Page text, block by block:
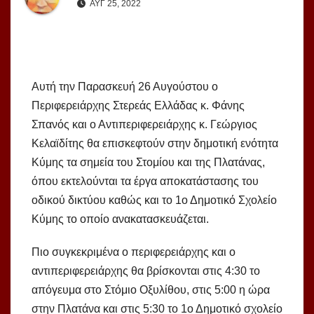
ΑΥΓ 25, 2022
Αυτή την Παρασκευή 26 Αυγούστου ο
Περιφερειάρχης Στερεάς Ελλάδας κ. Φάνης
Σπανός και ο Αντιπεριφερειάρχης κ. Γεώργιος
Κελαϊδίτης θα επισκεφτούν στην δημοτική ενότητα
Κύμης τα σημεία του Στομίου και της Πλατάνας,
όπου εκτελούνται τα έργα αποκατάστασης του
οδικού δικτύου καθώς και το 1ο Δημοτικό Σχολείο
Κύμης το οποίο ανακατασκευάζεται.
Πιο συγκεκριμένα ο περιφερειάρχης και ο
αντιπεριφερειάρχης θα βρίσκονται στις 4:30 το
απόγευμα στο Στόμιο Οξυλίθου, στις 5:00 η ώρα
στην Πλατάνα και στις 5:30 το 1ο Δημοτικό σχολείο